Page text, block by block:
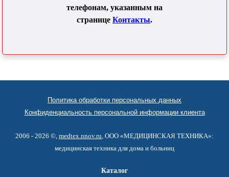
телефонам, указанным на
странице Контакты.
Политика обработки персональных данных
Конфиденциальность персональной информации клиента
2006 - 2026 ©, medtex.nnov.ru , ООО «МЕДИЦИНСКАЯ ТЕХНИКА»:
медицинская техника для дома и больниц
Каталог